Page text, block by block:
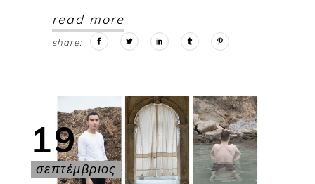
read more
share:
19
σεπτέμβριος